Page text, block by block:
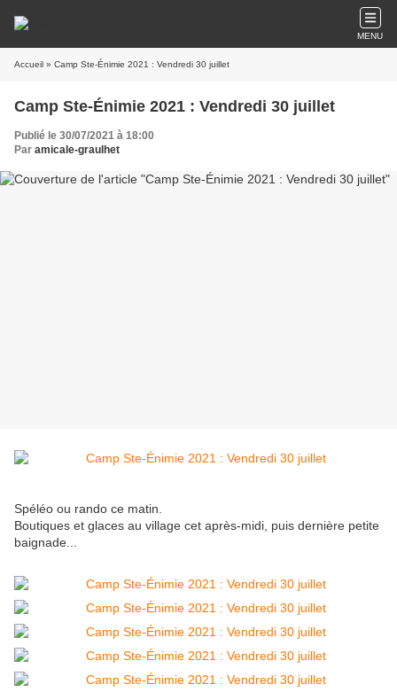
MENU
Accueil » Camp Ste-Énimie 2021 : Vendredi 30 juillet
Camp Ste-Énimie 2021 : Vendredi 30 juillet
Publié le 30/07/2021 à 18:00
Par amicale-graulhet
Spéléo ou rando ce matin.
Boutiques et glaces au village cet après-midi, puis dernière petite
baignade...